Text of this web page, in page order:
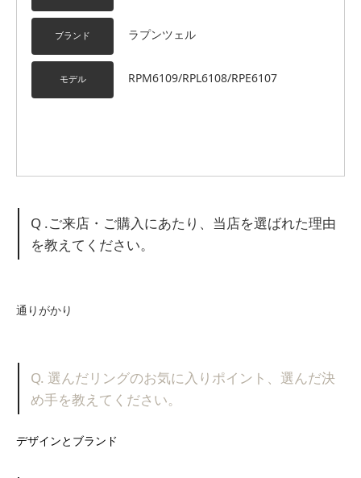
ブランド ラプンツェル
モデル RPM6109/RPL6108/RPE6107
Q .ご来店・ご購入にあたり、当店を選ばれた理由
を教えてください。
通りがかり
Q. 選んだリングのお気に入りポイント、選んだ決
め手を教えてください。
デザインとブランド